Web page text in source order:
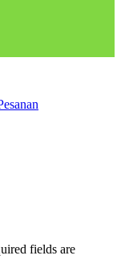
fields are